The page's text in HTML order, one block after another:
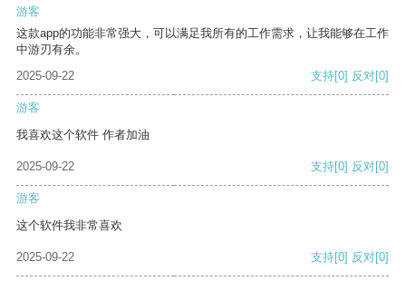
游客
这款app的功能非常强大，可以满足我所有的工作需求，让我能够在工作
中游刃有余。
2025-09-22
支持[0] 反对[0]
游客
我喜欢这个软件 作者加油
2025-09-22 支持[0] 反对[0]
游客
这个软件我非常喜欢
2025-09-22 支持[0] 反对[0]